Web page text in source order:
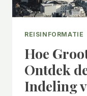
REISINFORMATIE
Hoe
Ontdek
Indeling